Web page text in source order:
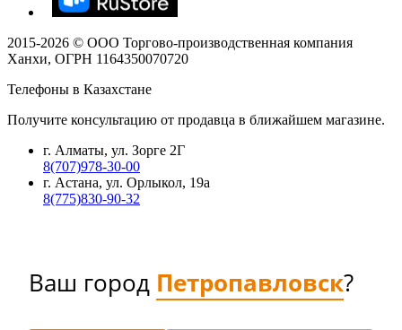
2015-2026 © ООО Торгово-производственная компания
Ханхи, ОГРН 1164350070720
Телефоны в Казахстане
Получите консультацию от продавца в ближайшем магазине.
г. Алматы, ул. Зорге 2Г
8(707)978-30-00
г. Астана, ул. Орлыкол, 19а
8(775)830-90-32
Ваш город Петропавловск?